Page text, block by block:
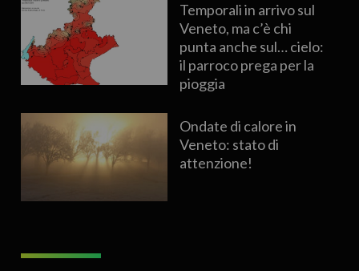
Temporali in arrivo sul
Veneto, ma c’è chi
punta anche sul… cielo:
il parroco prega per la
pioggia
Ondate di calore in
Veneto: stato di
attenzione!